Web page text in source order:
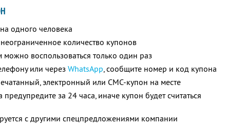
одного человека
количество купонов
воспользоваться только один раз
или через WhatsApp, сообщите номер и код купона
электронный или СМС-купон на месте
за 24 часа, иначе купон будет считаться
с другими спецпредложениями компании